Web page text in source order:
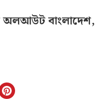
অলআউট বাংলাদেশ,